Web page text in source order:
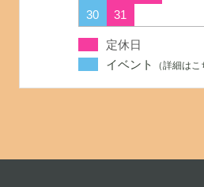
30
31
定休日
イベント